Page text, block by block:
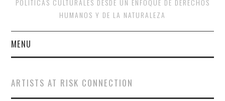
POLÍTICAS CULTURALES DESDE UN ENFOQUE DE DERECHOS
HUMANOS Y DE LA NATURALEZA
MENU
HACER BOSQUE (SALA DE
ARTISTS AT RISK CONNECTION